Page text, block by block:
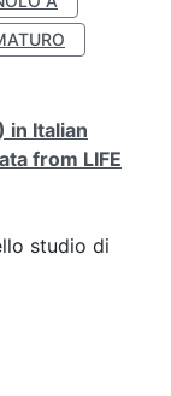
in Italian
from LIFE
studio di